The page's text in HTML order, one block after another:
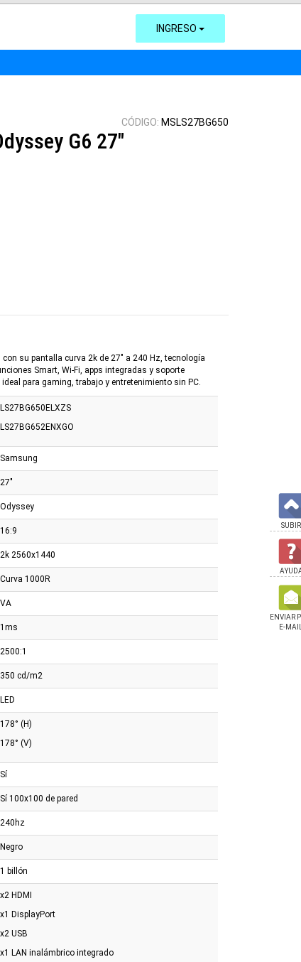
INGRESO
27" V277E FHD
DP
Royal
Silla Perseo Pegasus
Blanco/plateado
CÓDIGO: MSLS27BG650
G6 27"
su pantalla curva 2k de 27" a 240 Hz, tecnología
Smart, Wi-Fi, apps integradas y soporte
para gaming, trabajo y entretenimiento sin PC.
LS27BG650ELXZS
LS27BG652ENXGO
Samsung
27"
Odyssey
16:9
2k 2560x1440
Curva 1000R
VA
1ms
2500:1
350 cd/m2
LED
178° (H)
178° (V)
Sí
Sí 100x100 de pared
240hz
Negro
1 billón
x2 HDMI
x1 DisplayPort
x2 USB
x1 LAN inalámbrico integrado
SUBIR
ENVIAR
E-